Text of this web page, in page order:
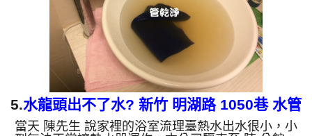
管壁上會結成...
5.水龍頭出不了水? 新竹 明湖路 1050巷 水管
清洗
當天 陳先生 說家裡的浴室流理臺熱水出水很小，小